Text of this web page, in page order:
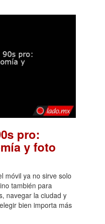
pro:
y foto
móvil ya no sirve solo
también para
navegar la ciudad y
bien importa más